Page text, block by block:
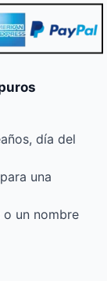
día del
una
o un nombre